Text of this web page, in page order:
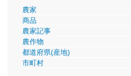
農家
商品
農家記事
農作物
都道府県(産地)
市町村